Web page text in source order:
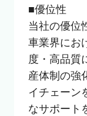
■優位性
当社の優位
車業界にお
度・高品質
産体制の強
イチェーン
なサポート